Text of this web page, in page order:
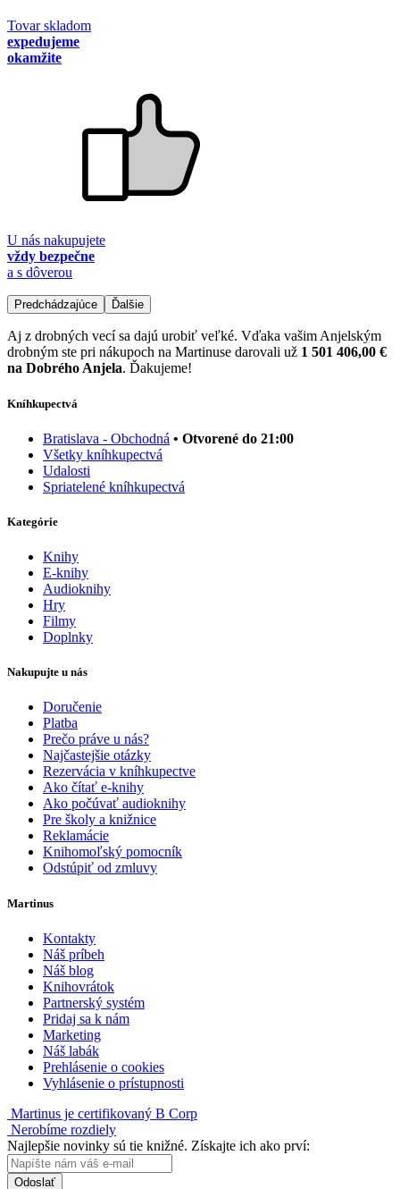
Tovar skladom
expedujeme
okamžite
U nás nakupujete
vždy bezpečne
a s dôverou
Predchádzajúce Ďalšie
Aj z drobných vecí sa dajú urobiť veľké. Vďaka vašim Anjelským
drobným ste pri nákupoch na Martinuse darovali už 1 501 406,00 €
na Dobrého Anjela. Ďakujeme!
Kníhkupectvá
Bratislava - Obchodná • Otvorené do 21:00
Všetky kníhkupectvá
Udalosti
Spriatelené kníhkupectvá
Kategórie
Knihy
E-knihy
Audioknihy
Hry
Filmy
Doplnky
Nakupujte u nás
Doručenie
Platba
Prečo práve u nás?
Najčastejšie otázky
Rezervácia v kníhkupectve
Ako čítať e-knihy
Ako počúvať audioknihy
Pre školy a knižnice
Reklamácie
Knihomoľský pomocník
Odstúpiť od zmluvy
Martinus
Kontakty
Náš príbeh
Náš blog
Knihovrátok
Partnerský systém
Pridaj sa k nám
Marketing
Náš labák
Prehlásenie o cookies
Vyhlásenie o prístupnosti
Martinus je certifikovaný B Corp
Nerobíme rozdiely
Najlepšie novinky sú tie knižné. Získajte ich ako prví:
Odoslať